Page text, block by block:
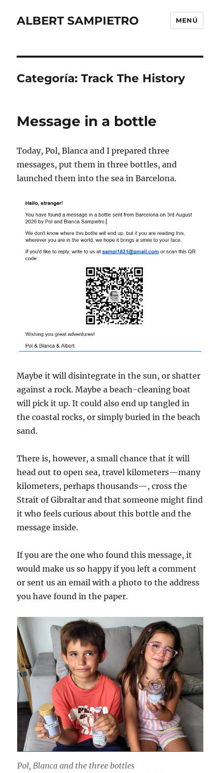
ALBERT SAMPIETRO MENÚ
Categoría:Track The History
Message in a bottle
Today, Pol, Blanca and I prepared three
messages, put them in three bottles, and
launched them into the sea in Barcelona.
Maybe it will disintegrate in the sun, or shatter
against a rock. Maybe a beach-cleaning boat
will pick it up. It could also end up tangled in
the coastal rocks, or simply buried in the beach
sand.
There is, however, a small chance that it will
head out to open sea, travel kilometers—many
kilometers, perhaps thousands—, cross the
Strait of Gibraltar and that someone might find
it who feels curious about this bottle and the
message inside.
If you are the one who found this message, it
would make us so happy if you left a comment
or sent us an email with a photo to the address
you have found in the paper.
Pol, Blanca and the three bottles